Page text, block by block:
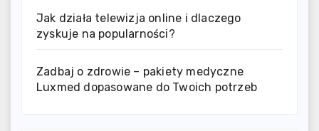
Jak działa telewizja online i dlaczego
zyskuje na popularności?
Zadbaj o zdrowie – pakiety medyczne
Luxmed dopasowane do Twoich potrzeb